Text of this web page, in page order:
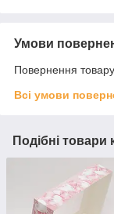
Умови
Повернення
Всі умови
Подібні товари